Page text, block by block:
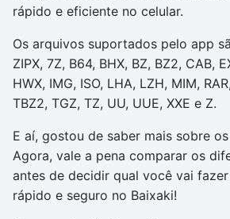
rápido e eficiente no celular.
Os arquivos suportados pelo app
ZIPX, 7Z, B64, BHX, BZ, BZ2, CAB,
HWX, IMG, ISO, LHA, LZH, MIM,
TBZ2, TGZ, TZ, UU, UUE, XXE e Z.
E aí, gostou de saber mais sobre
Agora, vale a pena comparar os
antes de decidir qual você vai
rápido e seguro no Baixaki!